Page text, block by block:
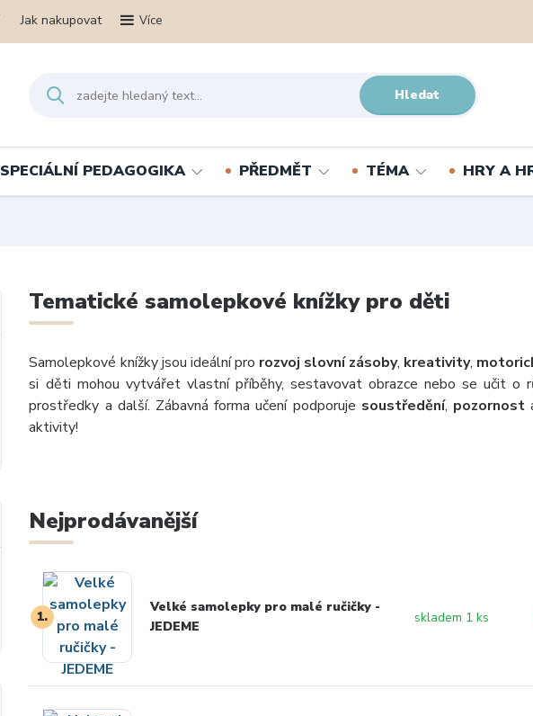
Jak nakupovat Více
Hledat
SPECIÁLNÍ PEDAGOGIKA PŘEDMĚT TÉMA HRY A
Tematické samolepkové knížky pro děti
Samolepkové knížky jsou ideální pro rozvoj slovní zásoby, kreativity,
si děti mohou vytvářet vlastní příběhy, sestavovat obrazce nebo se učit o
prostředky a další. Zábavná forma učení podporuje soustředění, pozornost
aktivity!
Nejprodávanější
1.
Velké samolepky pro malé ručičky -
JEDEME
skladem 1 ks